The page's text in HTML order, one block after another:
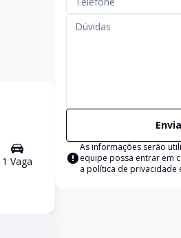
1 Vaga
As informações serão
equipe possa entrar em
a política de privacidade